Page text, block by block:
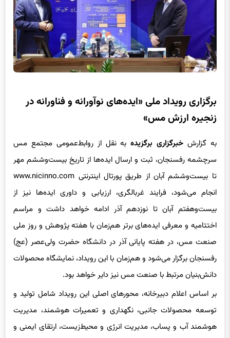
زنجیره ارزش مس»
سرچشمه رفسنجان، ثبت و ارسال ایده‌ها از تاریخ بیست‌وششم مهر
تا بیست‌وششم آبان از طریق پورتال اینترنتی www.nicinno.com
انجام می‌شود، فرایند غربالگری، ارزیابی و داوری ایده‌ها نیز از
بیست‌وهفتم آبان تا نوزدهم آذر ادامه خواهد داشت و مراسم
اختتامیه و معرفی ایده‌های برتر هم‌زمان با هفته پژوهش و روز ملی
صنعت مس، در هفته پایانی آذر در دانشگاه حضرت ولی‌عصر (عج)
رفسنجان برگزار می‌شود و هم‌زمان با این رویداد، نمایشگاه محصولات
دانش‌بنیان مرتبط با صنعت مس نیز دایر خواهد بود.
بر اساس اعلام دبیرخانه، محورهای اصلی این رویداد شامل تولید و
توسعه محصولات جانبی، نگهداری و تعمیرات هوشمند، مدیریت
هوشمند آب و پساب، مدیریت انرژی و محیط‌زیست، ارتقای ایمنی و
سلامت شغلی و توسعه منابع انسانی مبتنی بر فناوری است،